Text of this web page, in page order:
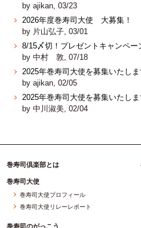
by ajikan, 03/23
2026年度巻寿司大使 大募集！
by 片山弘子, 03/01
8/15〆切！プレゼントキャンペー
by 中村 敦, 07/18
2025年巻寿司大使を募集いたしま
by ajikan, 02/05
2025年巻寿司大使を募集いたしま
by 中川淑美, 02/04
巻寿司倶楽部とは
巻寿司大使
巻寿司大使プロフィール
巻寿司大使リレーレポート
巻寿司のがっこう